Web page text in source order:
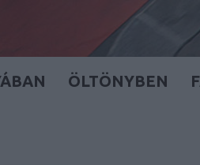
ÖLTÖNYBEN